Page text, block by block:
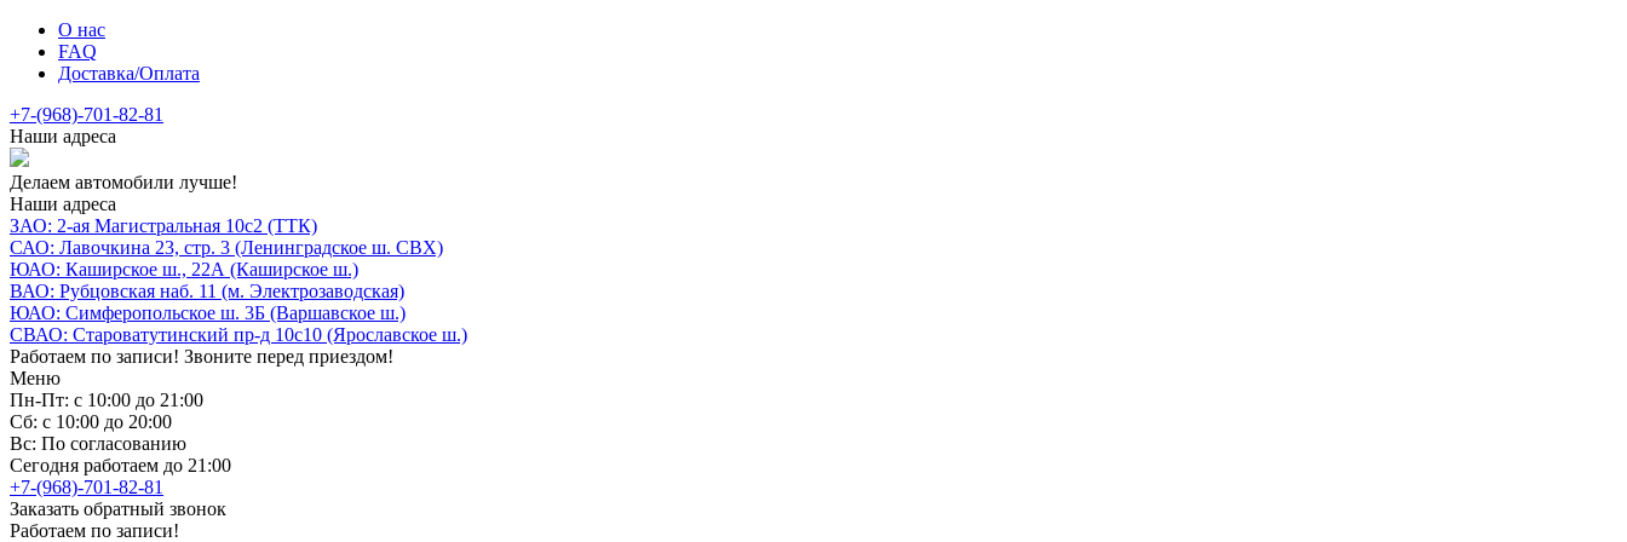
О нас
FAQ
Доставка/Оплата
+7-(968)-701-82-81
Наши адреса
Делаем автомобили лучше!
Наши адреса
ЗАО: 2-ая Магистральная 10с2 (ТТК)
САО: Лавочкина 23, стр. 3 (Ленинградское ш. СВХ)
ЮАО: Каширское ш., 22А (Каширское ш.)
ВАО: Рубцовская наб. 11 (м. Электрозаводская)
ЮАО: Симферопольское ш. 3Б (Варшавское ш.)
СВАО: Староватутинский пр-д 10с10 (Ярославское ш.)
Работаем по записи! Звоните перед приездом!
Меню
Пн-Пт: с 10:00 до 21:00
Сб: с 10:00 до 20:00
Вс: По согласованию
Сегодня работаем до 21:00
+7-(968)-701-82-81
Заказать обратный звонок
Работаем по записи!